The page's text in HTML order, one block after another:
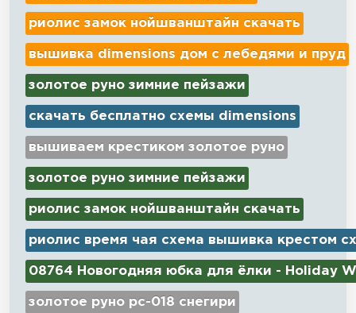
риолис замок нойшванштайн скачать
вышивка dimensions дом с лебедями и пруд
золотое руно зимние пейзажи
скачать бесплатно схемы dimensions
вышиваем крестиком золотое руно
золотое руно зимние пейзажи
риолис замок нойшванштайн скачать
риолис время чая схема вышивка крестом
08764 Новогодняя юбка для ёлки - Holiday
золотое руно рс-018 снегири